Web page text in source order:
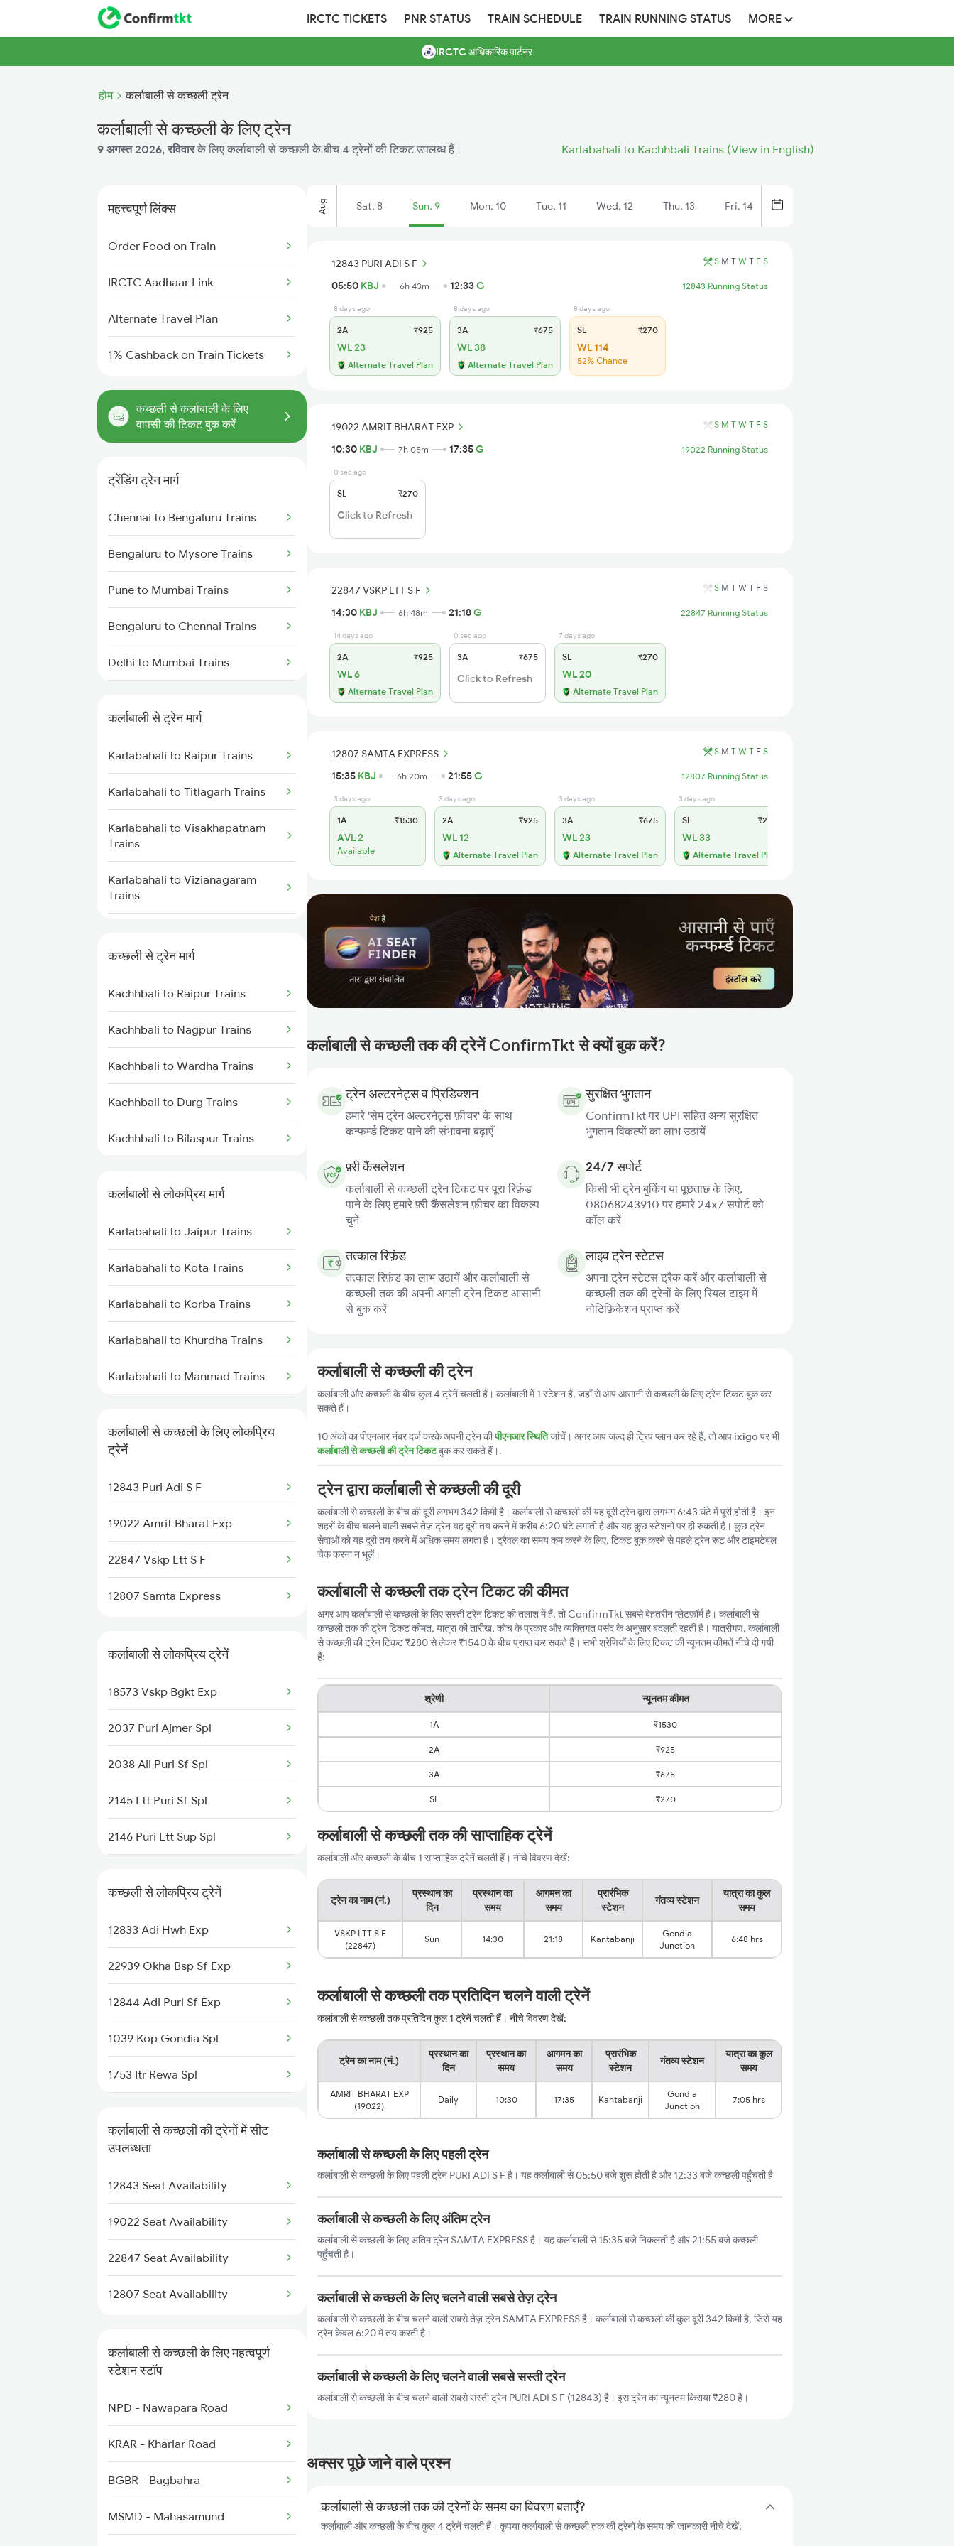
IRCTC TICKETS PNR STATUS TRAIN SCHEDULE TRAIN RUNNING STATUS MORE
IRCTC आधिकारिक पार्टनर
होम कर्लाबाली से कच्छली ट्रेन
कर्लाबाली से कच्छली के लिए ट्रेन
9 अगस्त 2026, रविवारके लिए कर्लाबाली से कच्छली के बीच 4 ट्रेनों की टिकट उपलब्ध हैं। Karlabahali to Kachhbali Trains (View in English)
महत्त्वपूर्ण लिंक्स
Order Food on Train
IRCTC Aadhaar Link
Alternate Travel Plan
1% Cashback on Train Tickets
कच्छली से कर्लाबाली के लिए
वापसी की टिकट बुक करें
ट्रेंडिंग ट्रेन मार्ग
Chennai to Bengaluru Trains
Bengaluru to Mysore Trains
Pune to Mumbai Trains
Bengaluru to Chennai Trains
Delhi to Mumbai Trains
Mumbai to Delhi Trains
Mumbai to Goa Trains
Chennai to Coimbatore Trains
कर्लाबाली से ट्रेन मार्ग
Karlabahali to Raipur Trains
Karlabahali to Titlagarh Trains
Karlabahali to Visakhapatnam
Trains
Karlabahali to Vizianagaram
Trains
Karlabahali to Nagpur Trains
Karlabahali to Khurdha Trains
Karlabahali to Parvathipuram
Karlabahali to Durg Trains
Karlabahali to Jalgaon Trains
कच्छली से ट्रेन मार्ग
Kachhbali to Raipur Trains
Kachhbali to Nagpur Trains
Kachhbali to Wardha Trains
Kachhbali to Durg Trains
Kachhbali to Bilaspur Trains
Kachhbali to Bhusawal Trains
Kachhbali to Bhatapara Trains
Kachhbali to Akola Trains
Kachhbali to Dongargarh Trains
Kachhbali to Jharsuguda Trains
कर्लाबाली से लोकप्रिय मार्ग
Karlabahali to Jaipur Trains
Karlabahali to Kota Trains
Karlabahali to Korba Trains
Karlabahali to Khurdha Trains
Karlabahali to Manmad Trains
Karlabahali to Nagpur Trains
Karlabahali to Norla Road Trains
Karlabahali to Puri Trains
Karlabahali to Raipur Trains
Karlabahali to Rayagada Trains
Karlabahali to Saugor Trains
कर्लाबाली से कच्छली के लिए लोकप्रिय
ट्रेनें
12843 Puri Adi S F
19022 Amrit Bharat Exp
22847 Vskp Ltt S F
12807 Samta Express
कर्लाबाली से लोकप्रिय ट्रेनें
18573 Vskp Bgkt Exp
2037 Puri Ajmer Spl
2038 Aii Puri Sf Spl
2145 Ltt Puri Sf Spl
2146 Puri Ltt Sup Spl
2857 Vskp Ltt Spl
2858 Vskp Festivl Spl
2887 Vskp Nzm Special
2888 Vskp Festivl Spl
2973 Gimb Puri Spl
2974 Puri Gimb Spl
कच्छली से लोकप्रिय ट्रेनें
12833 Adi Hwh Exp
22939 Okha Bsp Sf Exp
12844 Adi Puri Sf Exp
1039 Kop Gondia Spl
1753 Itr Rewa Spl
2037 Puri Ajmer Spl
2038 Aii Puri Sf Spl
2069 Rig G Spl
2070 G Rig Spl
2093 Puri Ju Spl
2105 Csmt G Sf Spl
2106 G Csmt Sf Spl
2145 Ltt Puri Sf Spl
कर्लाबाली से कच्छली की ट्रेनों में सीट
उपलब्धता
12843 Seat Availability
19022 Seat Availability
22847 Seat Availability
12807 Seat Availability
कर्लाबाली से कच्छली के लिए महत्वपूर्ण
स्टेशन स्टॉप
NPD - Nawapara Road
KRAR - Khariar Road
BGBR - Bagbahra
MSMD - Mahasamund
Aug Sat, 8 Sun, 9 Mon, 10 Tue, 11 Wed, 12 Thu, 13 Fri, 14
12843 PURI ADI S F S M T W T F S
05:50 KBJ 6h 43m 12:33G 12843 Running Status
8 days ago
2A ₹925
WL 23
Alternate Travel Plan
8 days ago
3A ₹675
WL 38
Alternate Travel Plan
8 days ago
SL ₹270
WL 114
52% Chance
19022 AMRIT BHARAT EXP S M T W T F S
10:30 KBJ 7h 05m 17:35G 19022 Running Status
0 sec ago
SL ₹270
Click to Refresh
22847 VSKP LTT S F S M T W T F S
14:30 KBJ 6h 48m 21:18G 22847 Running Status
14 days ago
2A ₹925
WL 6
Alternate Travel Plan
0 sec ago
3A ₹675
Click to Refresh
7 days ago
SL ₹270
WL 20
Alternate Travel Plan
12807 SAMTA EXPRESS S M T W T F S
15:35 KBJ 6h 20m 21:55G 12807 Running Status
3 days ago
1A ₹1530
AVL 2
Available
3 days ago
2A ₹925
WL 12
Alternate Travel Plan
3 days ago
3A ₹675
WL 23
Alternate Travel Plan
3 days ago
SL ₹270
WL 33
Alternate Travel Plan
कर्लाबाली से कच्छली तक की ट्रेनें ConfirmTkt से क्यों बुक करें?
ट्रेन अल्टरनेट्स व प्रिडिक्शन
हमारे 'सेम ट्रेन अल्टरनेट्स फ़ीचर' के साथ
कन्फर्म्ड टिकट पाने की संभावना बढ़ाएँ
सुरक्षित भुगतान
ConfirmTkt पर UPI सहित अन्य सुरक्षित
भुगतान विकल्पों का लाभ उठायें
फ़्री कैंसलेशन
कर्लाबाली से कच्छली ट्रेन टिकट पर पूरा रिफ़ंड
पाने के लिए हमारे फ़्री कैंसलेशन फ़ीचर का विकल्प
चुनें
24/7 सपोर्ट
किसी भी ट्रेन बुकिंग या पूछताछ के लिए,
08068243910 पर हमारे 24x7 सपोर्ट को
कॉल करें
तत्काल रिफ़ंड
तत्काल रिफ़ंड का लाभ उठायें और कर्लाबाली से
कच्छली तक की अपनी अगली ट्रेन टिकट आसानी
से बुक करें
लाइव ट्रेन स्टेटस
अपना ट्रेन स्टेटस ट्रैक करें और कर्लाबाली से
कच्छली तक की ट्रेनों के लिए रियल टाइम में
नोटिफ़िकेशन प्राप्त करें
कर्लाबाली से कच्छली की ट्रेन
कर्लाबाली और कच्छली के बीच कुल 4 ट्रेनें चलती हैं। कर्लाबाली में 1 स्टेशन हैं, जहाँ से आप आसानी से कच्छली के लिए ट्रेन टिकट बुक कर
सकते हैं।
10 अंकों का पीएनआर नंबर दर्ज करके अपनी ट्रेन कीपीएनआर स्थितिजांचें। अगर आप जल्द ही ट्रिप प्लान कर रहे हैं, तो आप ixigoपर भी
कर्लाबाली से कच्छली की ट्रेन टिकटबुक कर सकते हैं।.
ट्रेन द्वारा कर्लाबाली से कच्छली की दूरी
कर्लाबाली से कच्छली के बीच की दूरी लगभग 342 किमी है। कर्लाबाली से कच्छली की यह दूरी ट्रेन द्वारा लगभग 6:43 घंटे में पूरी होती है। इन
शहरों के बीच चलने वाली सबसे तेज़ ट्रेन यह दूरी तय करने में करीब 6:20 घंटे लगाती है और यह कुछ स्टेशनों पर ही रुकती है। कुछ ट्रेन
सेवाओं को यह दूरी तय करने में अधिक समय लगता है। ट्रैवल का समय कम करने के लिए, टिकट बुक करने से पहले ट्रेन रूट और टाइमटेबल
चेक करना न भूलें।
कर्लाबाली से कच्छली तक ट्रेन टिकट की कीमत
अगर आप कर्लाबाली से कच्छली के लिए सस्ती ट्रेन टिकट की तलाश में हैं, तो ConfirmTkt सबसे बेहतरीन प्लेटफ़ॉर्म है। कर्लाबाली से
कच्छली तक की ट्रेन टिकट कीमत, यात्रा की तारीख, कोच के प्रकार और व्यक्तिगत पसंद के अनुसार बदलती रहती है। यात्रीगण, कर्लाबाली
से कच्छली की ट्रेन टिकट ₹280 से लेकर ₹1540 के बीच प्राप्त कर सकते हैं। सभी श्रेणियों के लिए टिकट की न्यूनतम कीमतें नीचे दी गयी
हैं:
श्रेणी न्यूनतम कीमत
1A ₹1530
2A ₹925
3A ₹675
SL ₹270
कर्लाबाली से कच्छली तक की साप्ताहिक ट्रेनें
कर्लाबाली और कच्छली के बीच 1 साप्ताहिक ट्रेनें चलती हैं। नीचे विवरण देखें:
ट्रेन का नाम (नं.)
प्रस्थान का
दिन
प्रस्थान का
समय
आगमन का
समय
प्रारंभिक
स्टेशन
गंतव्य स्टेशन
यात्रा का कुल
समय
VSKP LTT S F
(22847)
Sun 14:30 21:18 Kantabanji
Gondia
Junction
6:48 hrs
कर्लाबाली से कच्छली तक प्रतिदिन चलने वाली ट्रेनें
कर्लाबाली से कच्छली तक प्रतिदिन कुल 1 ट्रेनें चलती हैं। नीचे विवरण देखें:
ट्रेन का नाम (नं.)
प्रस्थान का
दिन
प्रस्थान का
समय
आगमन का
समय
प्रारंभिक
स्टेशन
गंतव्य स्टेशन
यात्रा का कुल
समय
AMRIT BHARAT EXP
(19022)
Daily 10:30 17:35 Kantabanji
Gondia
Junction
7:05 hrs
कर्लाबाली से कच्छली के लिए पहली ट्रेन
कर्लाबाली से कच्छली के लिए पहली ट्रेन PURI ADI S F है। यह कर्लाबाली से 05:50 बजे शुरू होती है और 12:33 बजे कच्छली पहुँचती है
कर्लाबाली से कच्छली के लिए अंतिम ट्रेन
कर्लाबाली से कच्छली के लिए अंतिम ट्रेन SAMTA EXPRESS है। यह कर्लाबाली से 15:35 बजे निकलती है और 21:55 बजे कच्छली
पहुँचती है।
कर्लाबाली से कच्छली के लिए चलने वाली सबसे तेज़ ट्रेन
कर्लाबाली से कच्छली के बीच चलने वाली सबसे तेज़ ट्रेन SAMTA EXPRESS है। कर्लाबाली से कच्छली की कुल दूरी 342 किमी है, जिसे यह
ट्रेन केवल 6:20 में तय करती है।
कर्लाबाली से कच्छली के लिए चलने वाली सबसे सस्ती ट्रेन
कर्लाबाली से कच्छली के बीच चलने वाली सबसे सस्ती ट्रेन PURI ADI S F (12843) है। इस ट्रेन का न्यूनतम किराया ₹280 है।
अक्सर पूछे जाने वाले प्रश्न
कर्लाबाली से कच्छली तक की ट्रेनों के समय का विवरण बताएँ?
कर्लाबाली और कच्छली के बीच कुल 4 ट्रेनें चलती हैं। कृपया कर्लाबाली से कच्छली तक की ट्रेनों के समय की जानकारी नीचे देखें: